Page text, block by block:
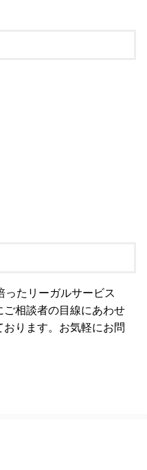
ったリーガルサービス
ご相談者の目線にあわせ
ります。お気軽にお問